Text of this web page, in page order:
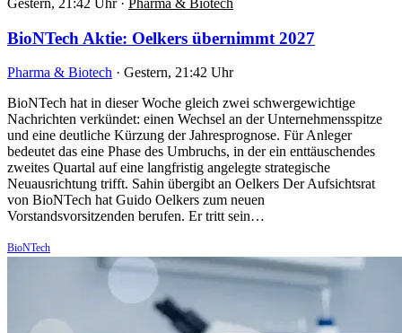
BioNTech Aktie: Oelkers übernimmt 2027
Pharma & Biotech · Gestern, 21:42 Uhr
BioNTech hat in dieser Woche gleich zwei schwergewichtige
Nachrichten verkündet: einen Wechsel an der Unternehmensspitze
und eine deutliche Kürzung der Jahresprognose. Für Anleger
bedeutet das eine Phase des Umbruchs, in der ein enttäuschendes
zweites Quartal auf eine langfristig angelegte strategische
Neuausrichtung trifft. Sahin übergibt an Oelkers Der Aufsichtsrat
von BioNTech hat Guido Oelkers zum neuen
Vorstandsvorsitzenden berufen. Er tritt sein…
BioNTech